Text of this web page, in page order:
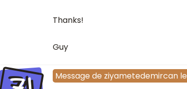
Thanks!
Guy
Message de ziyametedemircan le